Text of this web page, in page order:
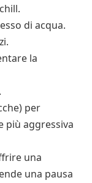
di acqua.
la
per
più aggressiva
una
una pausa